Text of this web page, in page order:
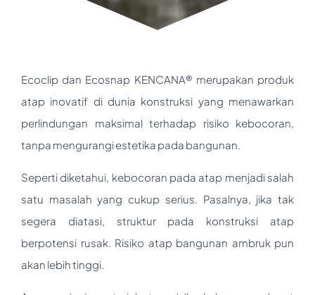
Ecoclip dan Ecosnap KENCANA® merupakan produk
atap inovatif di dunia konstruksi yang menawarkan
perlindungan maksimal terhadap risiko kebocoran,
tanpa mengurangi estetika pada bangunan.
Seperti diketahui, kebocoran pada atap menjadi salah
satu masalah yang cukup serius. Pasalnya, jika tak
segera diatasi, struktur pada konstruksi atap
berpotensi rusak. Risiko atap bangunan ambruk pun
akan lebih tinggi.